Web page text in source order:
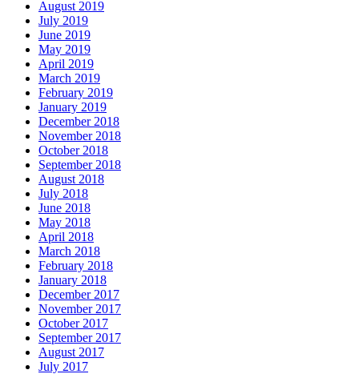
August 2019
July 2019
June 2019
May 2019
April 2019
March 2019
February 2019
January 2019
December 2018
November 2018
October 2018
September 2018
August 2018
July 2018
June 2018
May 2018
April 2018
March 2018
February 2018
January 2018
December 2017
November 2017
October 2017
September 2017
August 2017
July 2017